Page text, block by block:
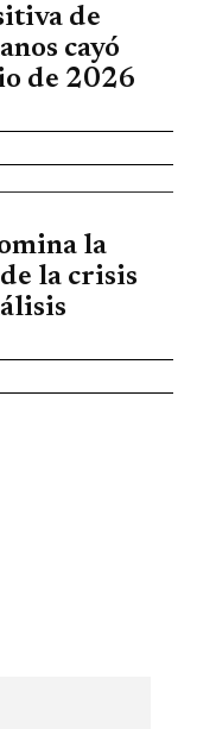
de
cayó
de 2026
la
la crisis